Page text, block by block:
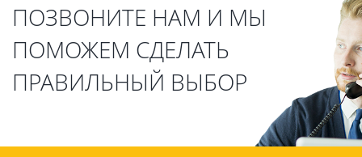
ПОЗВОНИТЕ НАМ И МЫ
ПОМОЖЕМ СДЕЛАТЬ
ПРАВИЛЬНЫЙ ВЫБОР